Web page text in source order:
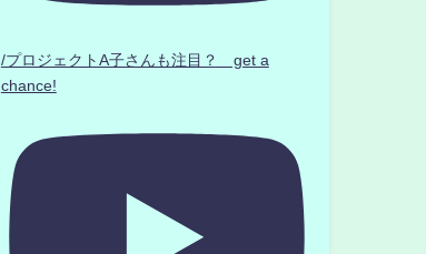
/プロジェクトA子さんも注目？ get a
chance!